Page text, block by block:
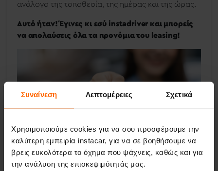
Συναίνεση Λεπτομέρειες Σχετικά
Χρησιμοποιούμε cookies για να σου προσφέρουμε την
καλύτερη εμπειρία instacar, για να σε βοηθήσουμε να
βρεις ευκολότερα το όχημα που ψάχνεις, καθώς και για
την ανάλυση της επισκεψιμότητάς μας.
ανάλογο της τοποθεσία, της ημέρας και της ώρας.
Αυτό ήταν! Έγινες κι εσύ instadriver και μπορείς
να απολαύσεις όλα τα προνόμια του leasing!
Συμπέρασμα: Είναι το Leasing Η